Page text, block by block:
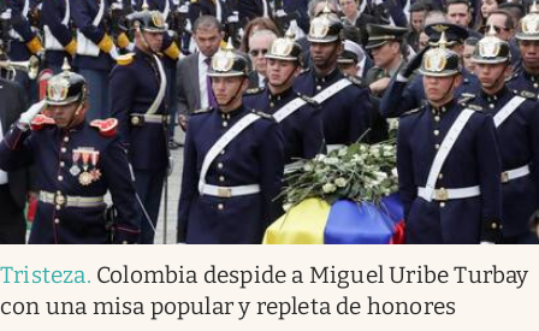
Tristeza. Colombia despide a Miguel Uribe Turbay
con una misa popular y repleta de honores